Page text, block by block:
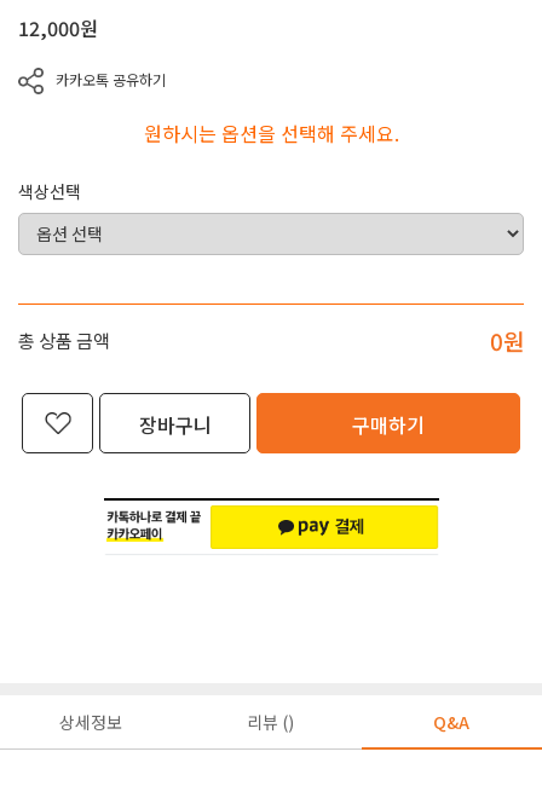
12,000원
카카오톡 공유하기
원하시는 옵션을 선택해 주세요.
색상선택
총 상품 금액 0원
장바구니 구매하기
상세정보 리뷰 () Q&A